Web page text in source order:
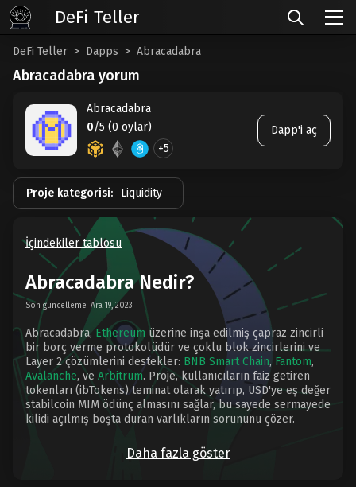
DeFi Teller Dapps Abracadabra
Abracadabra yorum
Abracadabra
+5
0/5 (0 oylar) Dapp'i aç
Proje kategorisi: Liquidity
İçindekiler tablosu
Abracadabra Nedir?
Son güncelleme: Ara 19, 2023
Abracadabra,Ethereum üzerine inşa edilmiş çapraz zincirli
bir borç verme protokolüdür ve çoklu blok zincirlerini ve
Layer 2 çözümlerini destekler: BNB Smart Chain, Fantom,
Avalanche, ve Arbitrum. Proje, kullanıcıların faiz getiren
tokenları (ibTokens) teminat olarak yatırıp, USD'ye eş değer
stabilcoin MIM ödünç almasını sağlar, bu sayede sermayede
kilidi açılmış boşta duran varlıkların sorununu çözer.
Daha fazla göster
DeFi Teller